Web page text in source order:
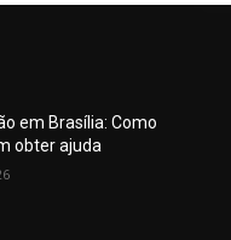
em Brasília: Como
obter ajuda